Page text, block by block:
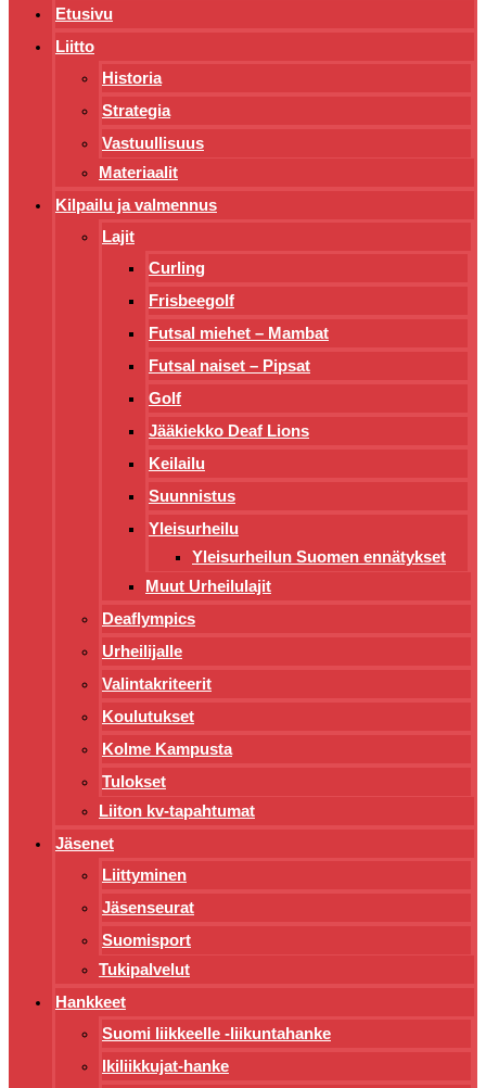
Etusivu
Liitto
Historia
Strategia
Vastuullisuus
Materiaalit
Kilpailu ja valmennus
Lajit
Curling
Frisbeegolf
Futsal miehet – Mambat
Futsal naiset – Pipsat
Golf
Jääkiekko Deaf Lions
Keilailu
Suunnistus
Yleisurheilu
Yleisurheilun Suomen ennätykset
Muut Urheilulajit
Deaflympics
Urheilijalle
Valintakriteerit
Koulutukset
Kolme Kampusta
Tulokset
Liiton kv-tapahtumat
Jäsenet
Liittyminen
Jäsenseurat
Suomisport
Tukipalvelut
Hankkeet
Suomi liikkeelle -liikuntahanke
Ikiliikkujat-hanke